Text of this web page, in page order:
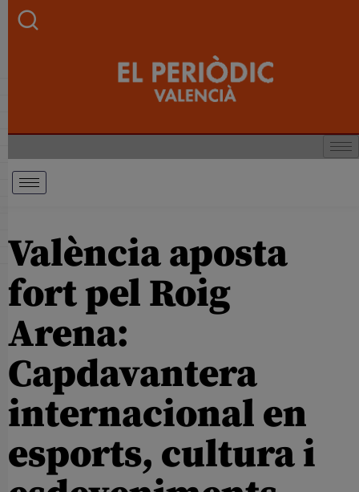
València aposta
fort pel Roig
Arena:
Capdavantera
internacional en
esports, cultura i